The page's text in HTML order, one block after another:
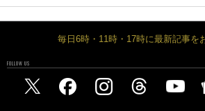
毎日6時・11時・17時に最新記事を
FOLLOW US